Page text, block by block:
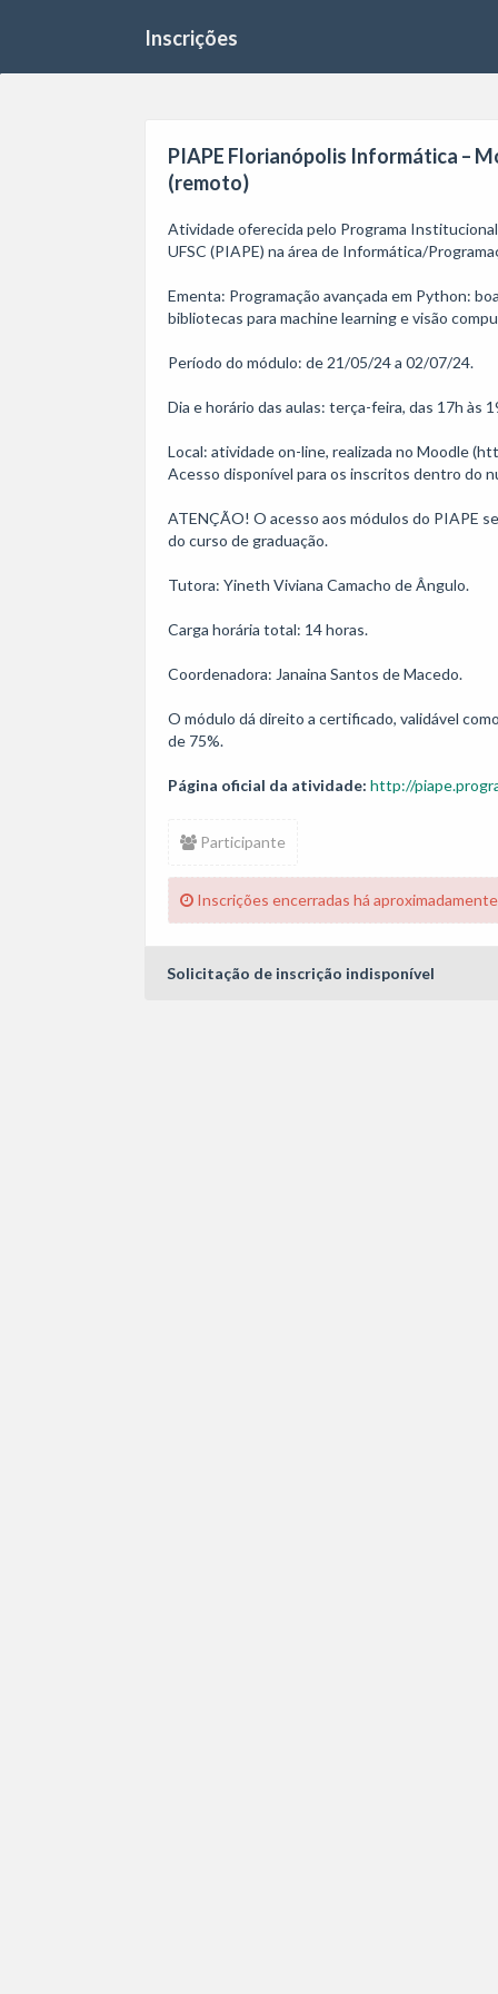
Inscrições
PIAPE Florianópolis Informática –
(remoto)
Atividade oferecida pelo Programa
UFSC (PIAPE) na área de Informática/
Ementa: Programação avançada em Python:
bibliotecas para machine learning e visão
Período do módulo: de 21/05/24 a 02/07/24.
Dia e horário das aulas: terça-feira, das 17h às
Local: atividade on-line, realizada no Moodle
Acesso disponível para os inscritos dentro do
ATENÇÃO! O acesso aos módulos do PIAPE
do curso de graduação.
Tutora: Yineth Viviana Camacho de Ângulo.
Carga horária total: 14 horas.
Coordenadora: Janaina Santos de Macedo.
O módulo dá direito a certificado, validável
de 75%.
Página oficial da atividade: http://
Participante
Inscrições encerradas há
Solicitação de inscrição indisponível